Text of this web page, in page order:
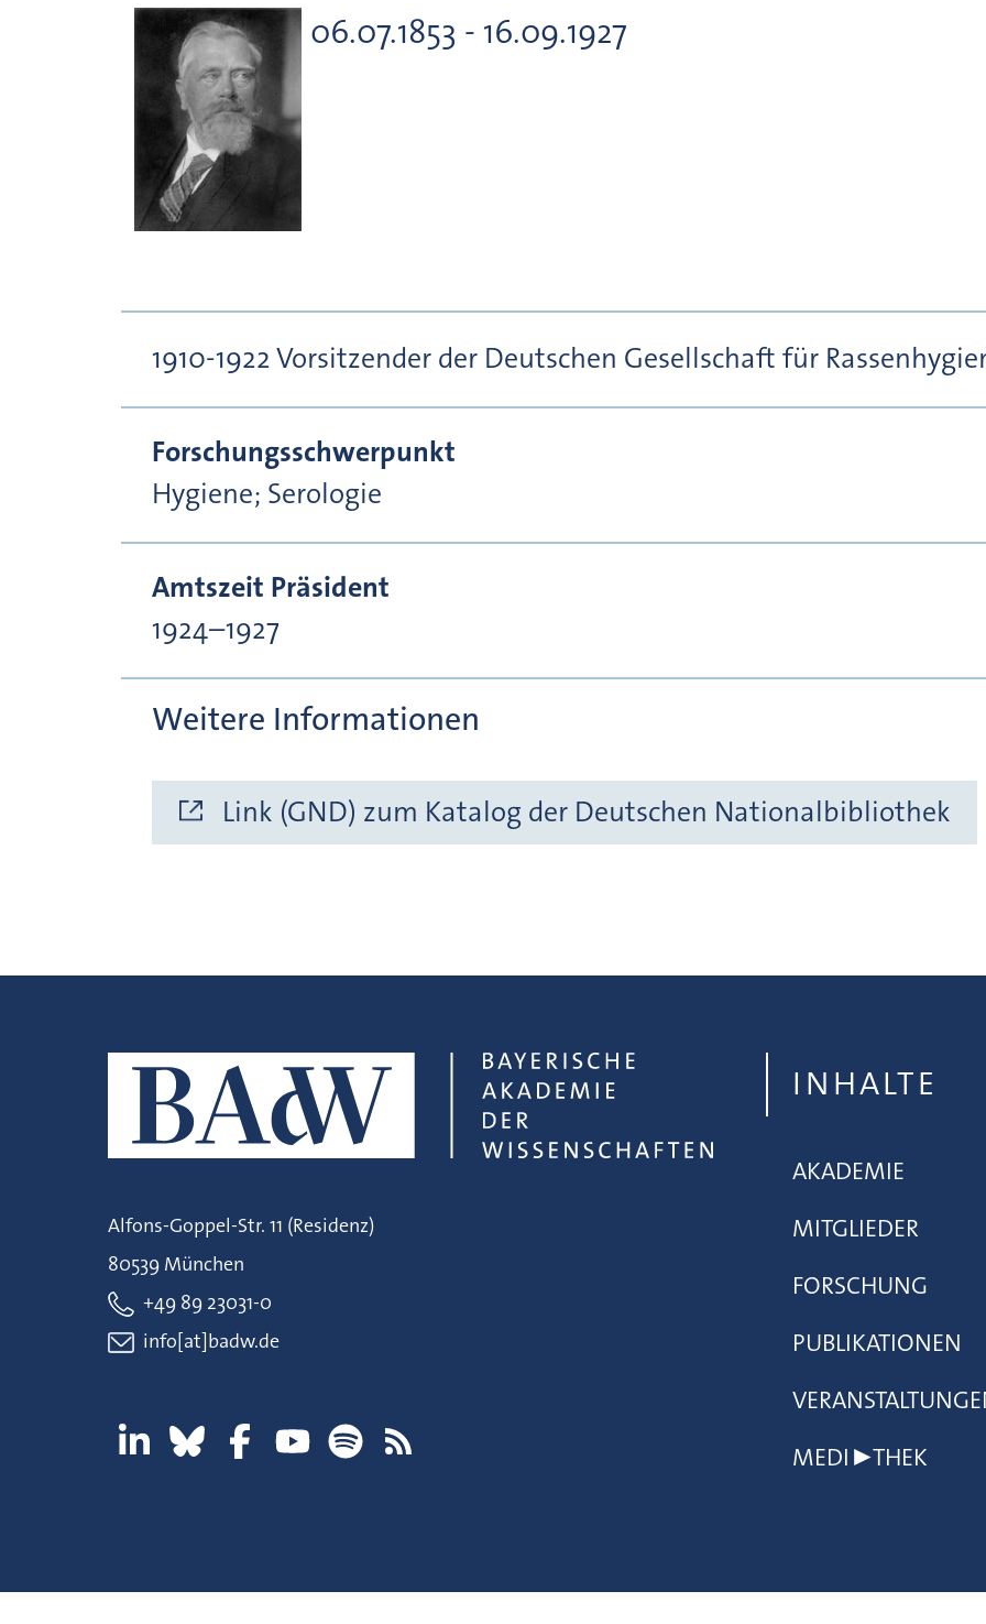
06.07.1853 - 16.09.1927
1910-1922 Vorsitzender der Deutschen Gesellschaft für
Forschungsschwerpunkt
Hygiene; Serologie
Amtszeit Präsident
1924–1927
Weitere Informationen
Link (GND) zum Katalog der Deutschen Nationalbibliothek
Alfons-Goppel-Str. 11 (Residenz)
80539 München
+49 89 23031-0
info[at]badw.de
INHALTE
AKADEMIE
MITGLIEDER
FORSCHUNG
PUBLIKATIONEN
MEDI▶THEK